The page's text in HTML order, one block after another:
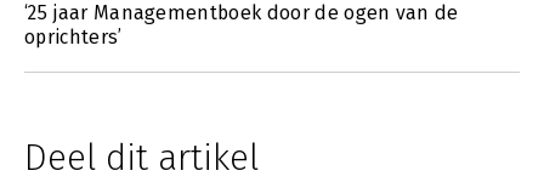
‘25 jaar Managementboek door de ogen van de
oprichters’
Deel dit artikel